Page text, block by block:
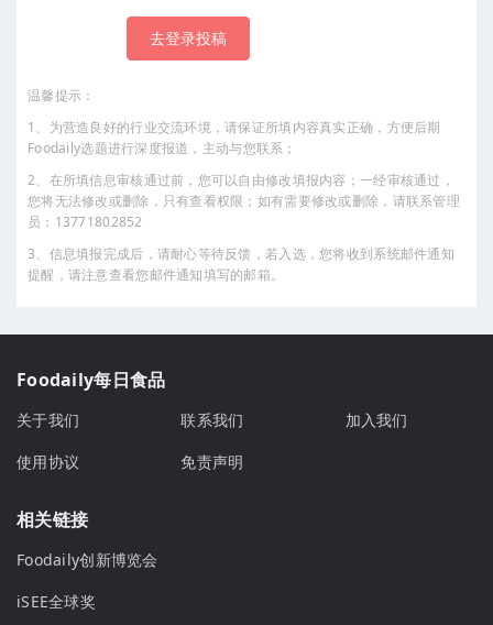
去登录投稿
温馨提示：
1、为营造良好的行业交流环境，请保证所填内容真实正确，方便后期
Foodaily选题进行深度报道，主动与您联系；
2、在所填信息审核通过前，您可以自由修改填报内容；一经审核通过，
您将无法修改或删除，只有查看权限；如有需要修改或删除，请联系管理
员：13771802852
3、信息填报完成后，请耐心等待反馈，若入选，您将收到系统邮件通知
提醒，请注意查看您邮件通知填写的邮箱。
Foodaily每日食品
关于我们 联系我们
加入我们
使用协议
免责声明
相关链接
Foodaily创新博览会
iSEE全球奖